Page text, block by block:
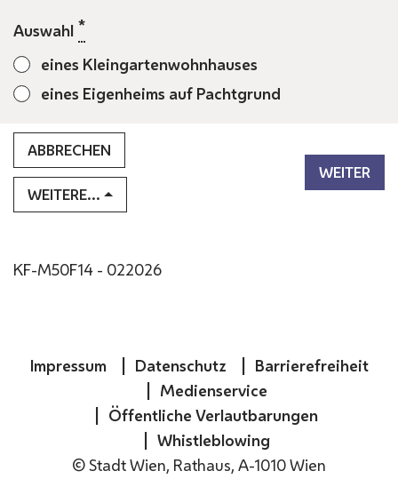
Auswahl *
eines Kleingartenwohnhauses
eines Eigenheims auf Pachtgrund
ABBRECHEN
WEITERE...
WEITER
KF-M50F14 - 022026
Impressum Datenschutz
Barrierefreiheit
Medienservice
Öffentliche Verlautbarungen
Whistleblowing
©Stadt Wien, Rathaus, A-1010 Wien